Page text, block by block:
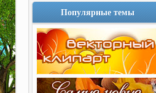
Популярные темы